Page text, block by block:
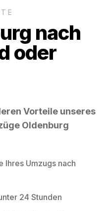
nach
oder
Vorteile unseres
Oldenburg
Ihres Umzugs nach
24 Stunden